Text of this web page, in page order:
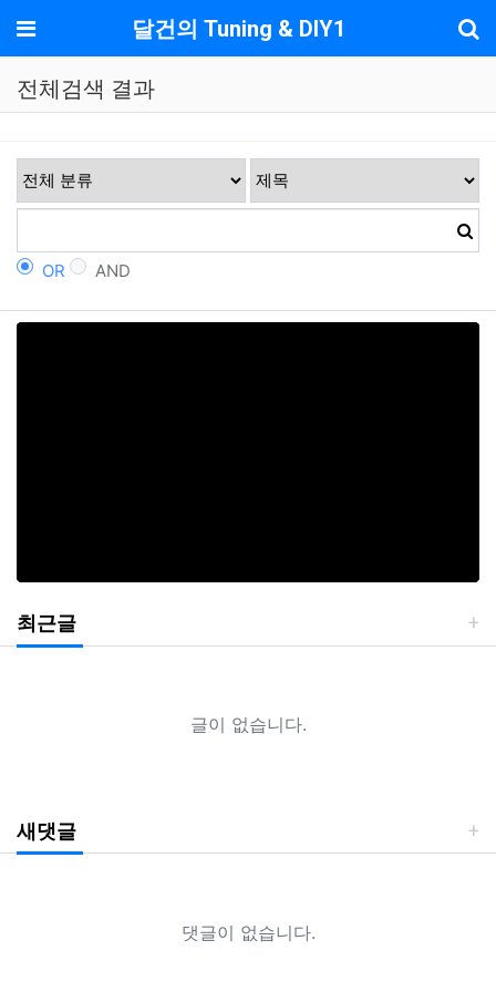
메뉴 달건의 Tuning & DIY1
전체검색 결과
OR AND
최근글
글이 없습니다.
새댓글
댓글이 없습니다.